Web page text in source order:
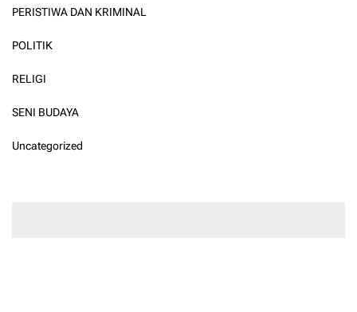
PERISTIWA DAN KRIMINAL
POLITIK
RELIGI
SENI BUDAYA
Uncategorized